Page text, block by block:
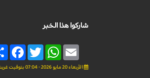
شاركوا هذا الخبر
Twitter
WhatsAppEmail
الأربعاء 20 مايو 2026 - 07:04 بتوقيت غرينتش